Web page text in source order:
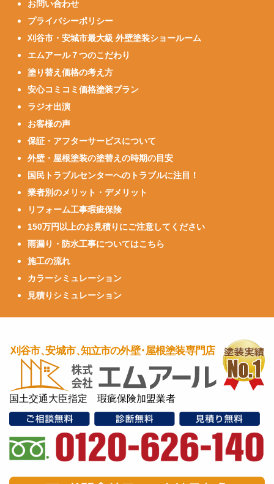
お問い合わせ
プライバシーポリシー
刈谷市・安城市最大級 外壁塗装ショールーム
エムアール７つのこだわり
塗り替え価格の考え方
安心コミコミ価格塗装プラン
ラジオ出演
お客様の声
保証・アフターサービスについて
外壁・屋根塗装の塗替えの時期の目安
国民トラブルセンターへのトラブルに注目！
業者別のメリット・デメリット
リフォーム工事瑕疵保険
150万円以上のお見積りにご注意してください
雨漏り・防水工事についてはこちら
施工の流れ
カラーシミュレーション
見積りシミュレーション
国土交通大臣指定 瑕疵保険加盟業者